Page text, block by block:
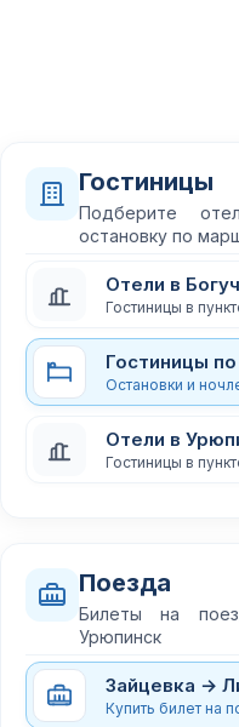
Гостиницы
Подберите
остановку по
Отели в
Гостиницы в
Гостиницы
Остановки и
Отели в
Гостиницы в
Поезда
Билеты на
Урюпинск
Зайцевка →
Купить билет на